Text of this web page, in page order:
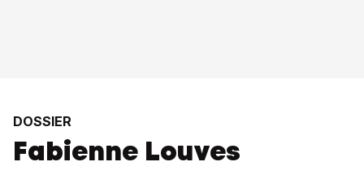
DOSSIER
Fabienne Louves